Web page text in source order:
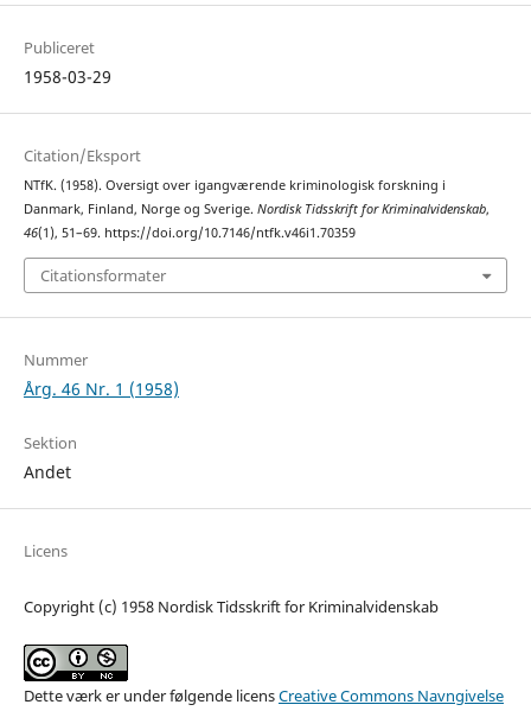
Publiceret
1958-03-29
Citation/Eksport
NTfK. (1958). Oversigt over igangværende kriminologisk forskning i
Danmark, Finland, Norge og Sverige. Nordisk Tidsskrift for Kriminalvidenskab,
46(1), 51–69. https://doi.org/10.7146/ntfk.v46i1.70359
Citationsformater
Nummer
Årg. 46 Nr. 1 (1958)
Sektion
Andet
Licens
Copyright (c) 1958 Nordisk Tidsskrift for Kriminalvidenskab
Dette værk er under følgende licensCreative Commons Navngivelse